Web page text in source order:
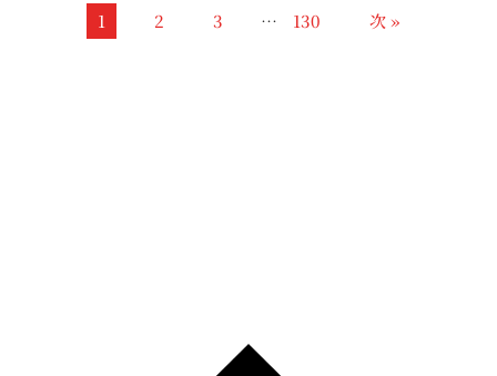
1 2 3 … 130 次 »